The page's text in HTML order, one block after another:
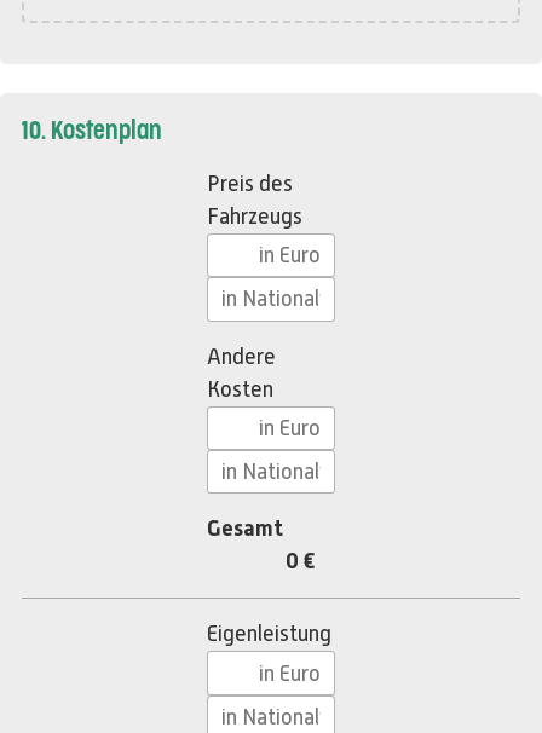
10. Kostenplan
Preis des
Fahrzeugs
Andere
Kosten
Gesamt
0 €
Eigenleistung